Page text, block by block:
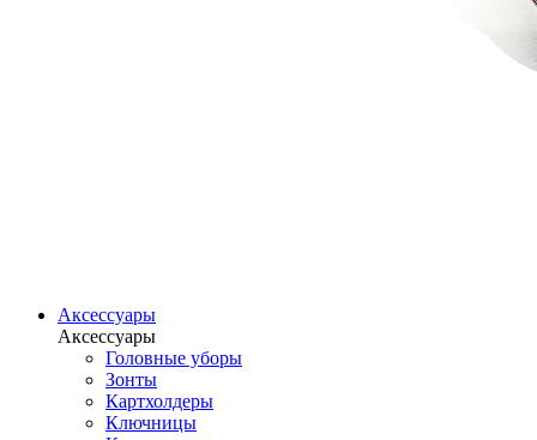
Аксессуары
Аксессуары
Головные уборы
Зонты
Картхолдеры
Ключницы